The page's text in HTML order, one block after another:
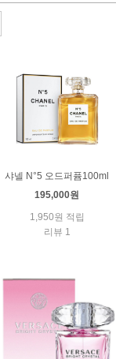
샤넬 N°5 오드퍼퓸100ml
195,000원
1,950원 적립
리뷰 1